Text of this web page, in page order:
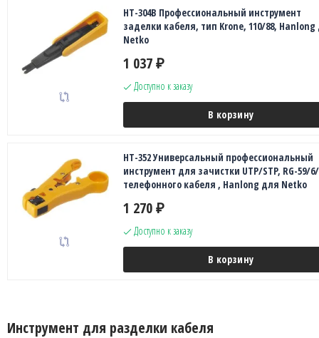
HT-304B Профессиональный инструмент
заделки кабеля, тип Krone, 110/88,
Netko
1 037 ₽
Доступно к заказу
В корзину
HT-352 Универсальный профессиональный
инструмент для зачистки UTP/STP, RG-59/
телефонного кабеля , Hanlong для Netko
1 270 ₽
Доступно к заказу
В корзину
Инструмент для разделки кабеля